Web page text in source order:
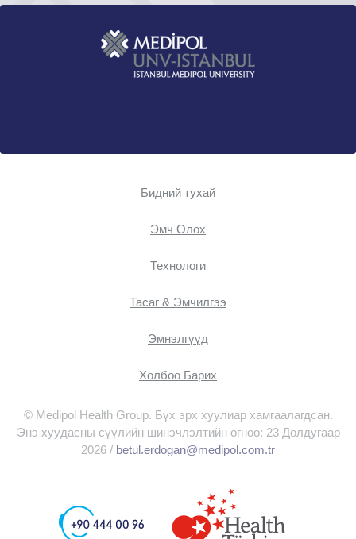
Бидний тухай
Эмч Oлох
Технологи
Тасаг & Эмчилгээ
Эмнэлгүүд
Холбоо Барих
© Medipol Health Group. Бүх эрх хуулиар хамгаалагдсан.
Энэ хуудасны сүүлийн шинэчлэлтийн огноо: 23 Долдугаар
2026 / betul.erdogan@medipol.com.tr